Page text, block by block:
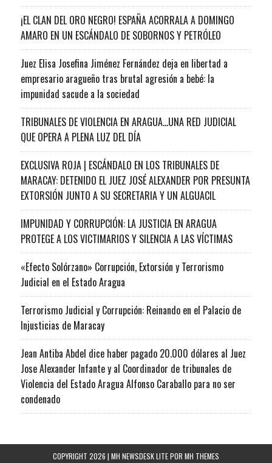
¡EL CLAN DEL ORO NEGRO! ESPAÑA ACORRALA A DOMINGO
AMARO EN UN ESCÁNDALO DE SOBORNOS Y PETRÓLEO
Juez Elisa Josefina Jiménez Fernández deja en libertad a
empresario aragueño tras brutal agresión a bebé: la
impunidad sacude a la sociedad
TRIBUNALES DE VIOLENCIA EN ARAGUA…UNA RED JUDICIAL
QUE OPERA A PLENA LUZ DEL DÍA
EXCLUSIVA ROJA | ESCÁNDALO EN LOS TRIBUNALES DE
MARACAY: DETENIDO EL JUEZ JOSÉ ALEXANDER POR PRESUNTA
EXTORSIÓN JUNTO A SU SECRETARIA Y UN ALGUACIL
IMPUNIDAD Y CORRUPCIÓN: LA JUSTICIA EN ARAGUA
PROTEGE A LOS VICTIMARIOS Y SILENCIA A LAS VÍCTIMAS
«Efecto Solórzano» Corrupción, Extorsión y Terrorismo
Judicial en el Estado Aragua
Terrorismo Judicial y Corrupción: Reinando en el Palacio de
Injusticias de Maracay
Jean Antiba Abdel dice haber pagado 20.000 dólares al Juez
Jose Alexander Infante y al Coordinador de tribunales de
Violencia del Estado Aragua Alfonso Caraballo para no ser
condenado
COPYRIGHT 2026 | MH NEWSDESK LITE POR MH THEMES